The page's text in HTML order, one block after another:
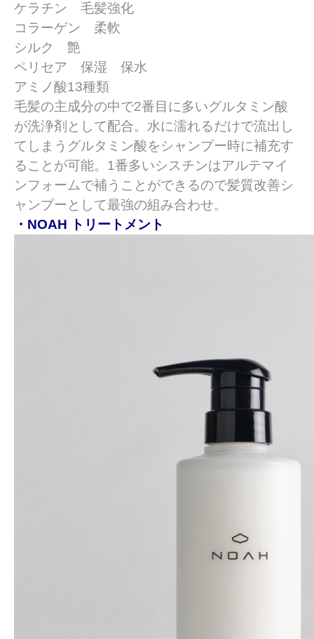
ケラチン 毛髪強化
コラーゲン 柔軟
シルク 艶
ペリセア 保湿 保水
アミノ酸13種類
毛髪の主成分の中で2番目に多いグルタミン酸
が洗浄剤として配合。水に濡れるだけで流出し
てしまうグルタミン酸をシャンプー時に補充す
ることが可能。 1番多いシスチンはアルテマイ
ンフォームで補うことができるので髪質改善シ
ャンプーとして最強の組み合わせ。
・NOAH トリートメント